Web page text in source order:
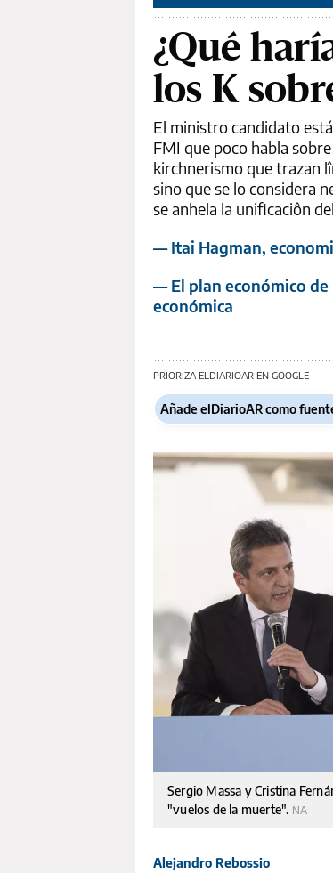
¿Qué
los K
El ministro candidato
FMI que poco habla
kirchnerismo que trazan
sino que se lo considera
se anhela la unificaciôn
— Itai Hagman,
— El plan económico
económica
PRIORIZA ELDIARIOAR EN GOOGLE
Añade elDiarioAR como
Sergio Massa y Cristina
"vuelos de la muerte". NA
Alejandro Rebossio